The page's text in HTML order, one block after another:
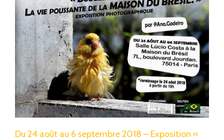
Du 24 août au 6 septembre 2018 – Exposition «